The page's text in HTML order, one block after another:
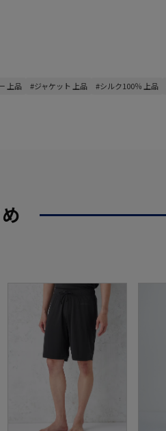
上品 #ジャケット 上品 #シルク100％ 上品